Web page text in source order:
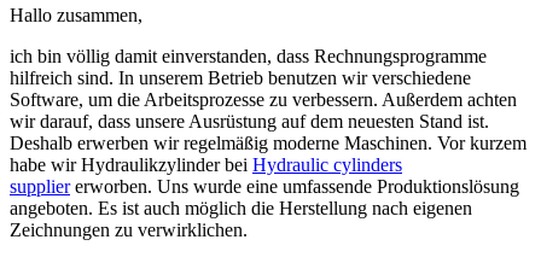
Hallo zusammen,
ich bin völlig damit einverstanden, dass Rechnungsprogramme
hilfreich sind. In unserem Betrieb benutzen wir verschiedene
Software, um die Arbeitsprozesse zu verbessern. Außerdem achten
wir darauf, dass unsere Ausrüstung auf dem neuesten Stand ist.
Deshalb erwerben wir regelmäßig moderne Maschinen. Vor kurzem
habe wir Hydraulikzylinder bei Hydraulic cylinders
suppliererworben. Uns wurde eine umfassende Produktionslösung
angeboten. Es ist auch möglich die Herstellung nach eigenen
Zeichnungen zu verwirklichen.